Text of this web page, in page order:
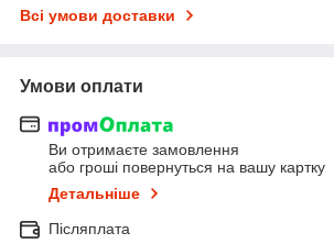
Всі умови доставки
Умови оплати
Ви отримаєте замовлення
або гроші повернуться на вашу картку
Детальніше
Післяплата